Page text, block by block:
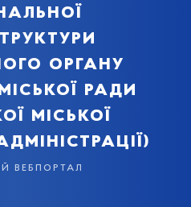
органу
ради
міської
вебпортал